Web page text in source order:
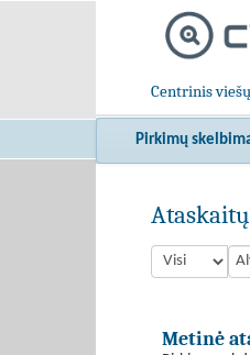
Centrinis
Pirkimų
Metinė